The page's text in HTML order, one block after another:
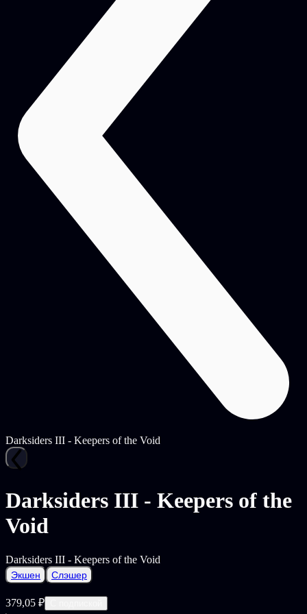
Darksiders III - Keepers of the Void
Darksiders III - Keepers of the
Void
Darksiders III - Keepers of the Void
Экшен Слэшер
379,05 ₽